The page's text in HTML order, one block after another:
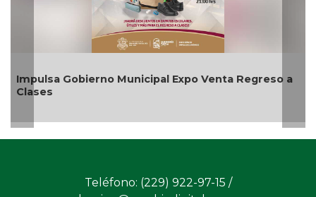
Gobierno Municipal Expo Venta Regreso a
Teléfono: (229) 922-97-15 /